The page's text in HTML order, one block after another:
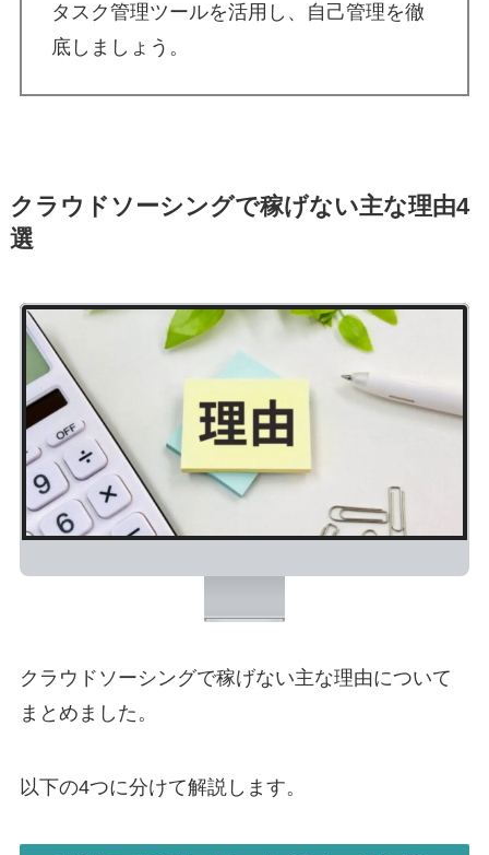
タスク管理ツールを活用し、自己管理を徹
底しましょう。
クラウドソーシングで稼げない主な理由4
選
クラウドソーシングで稼げない主な理由について
まとめました。
以下の4つに分けて解説します。